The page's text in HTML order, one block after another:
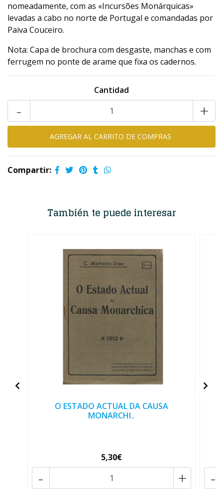
nomeadamente, com as «Incursões Monárquicas»
levadas a cabo no norte de Portugal e comandadas por
Paiva Couceiro.
Nota: Capa de brochura com desgaste, manchas e com
ferrugem no ponte de arame que fixa os cadernos.
Cantidad
+
-
Compartir:
También te puede interesar
O ESTADO ACTUAL DA CAUSA
MONARCHI..
5,30€
+
- -